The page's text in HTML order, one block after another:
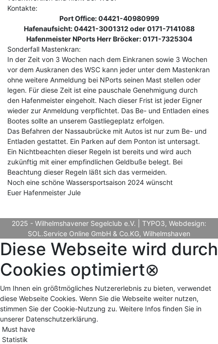
Kontakte:
Port Office: 04421-40980999
Hafenaufsicht: 04421-3001312 oder 0171-7141088
Hafenmeister NPorts Herr Bröcker: 0171-7325304
Sonderfall Mastenkran:
In der Zeit von 3 Wochen nach dem Einkranen sowie 3 Wochen
vor dem Auskranen des WSC kann jeder unter dem Mastenkran
ohne weitere Anmeldung bei NPorts seinen Mast stellen oder
legen. Für diese Zeit ist eine pauschale Genehmigung durch
den Hafenmeister eingeholt. Nach dieser Frist ist jeder Eigner
wieder zur Anmeldung verpflichtet. Das Be- und Entladen eines
Bootes sollte an unserem Gastliegeplatz erfolgen.
Das Befahren der Nassaubrücke mit Autos ist nur zum Be- und
Entladen gestattet. Ein Parken auf dem Ponton ist untersagt.
Ein Nichtbeachten dieser Regeln ist bereits und wird auch
zukünftig mit einer empfindlichen Geldbuße belegt. Bei
Beachtung dieser Regeln läßt sich das vermeiden.
Noch eine schöne Wassersportsaison 2024 wünscht
Euer Hafenmeister Jule
2025 - Wilhelmshavener Segelclub e.V. | TYPO3, Webdesign:
SOL.Service Online GmbH & Co.KG, Wilhelmshaven
Diese Webseite wird durch
Cookies optimiert⊗
Um Ihnen ein größtmögliches Nutzererlebnis zu bieten, verwendet
diese Webseite Cookies. Wenn Sie die Webseite weiter nutzen,
stimmen Sie der Cookie-Nutzung zu. Weitere Infos finden Sie in
unserer Datenschutzerklärung.
Must have
Statistik